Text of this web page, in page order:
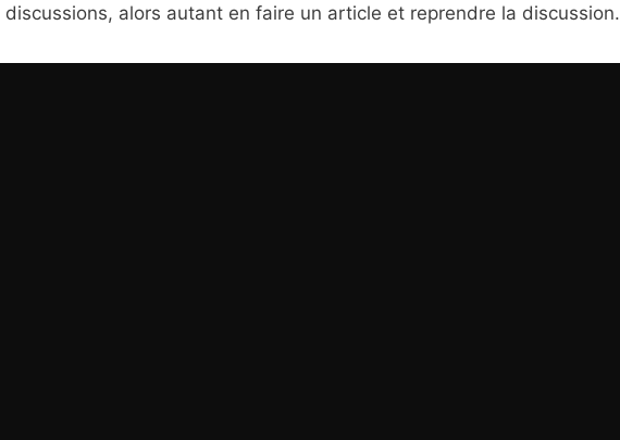
alors autant en faire un article et reprendre la discussion.